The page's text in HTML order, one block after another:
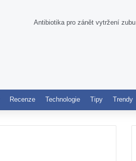
Antibiotika pro zánět vytržení zubu
Recenze Technologie Tipy Trendy